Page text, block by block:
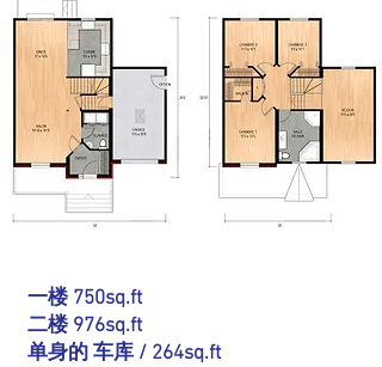
一楼 750sq.ft
二楼 976sq.ft
单身的 车库 / 264sq.ft